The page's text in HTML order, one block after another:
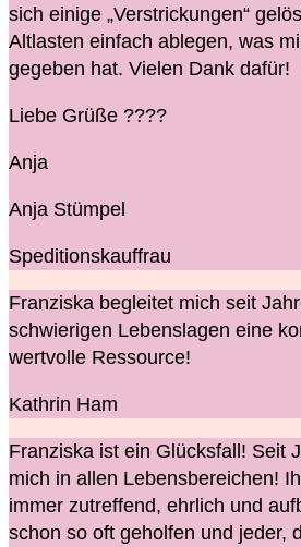
sich einige „Verstrickungen“
Altlasten einfach ablegen, was
gegeben hat. Vielen Dank dafür!
Liebe Grüße ????
Anja
Anja Stümpel
Speditionskauffrau
Franziska begleitet mich seit
schwierigen Lebenslagen eine
wertvolle Ressource!
Kathrin Ham
Franziska ist ein Glücksfall! Seit
mich in allen Lebensbereichen!
immer zutreffend, ehrlich und
schon so oft geholfen und jeder,